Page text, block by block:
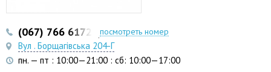
(067) 766 6172 (097) 279 2999
посмотреть номер
Вул . Борщагівська 204-Г
пн. — пт : 10:00—21:00 : сб: 10:00—17:00